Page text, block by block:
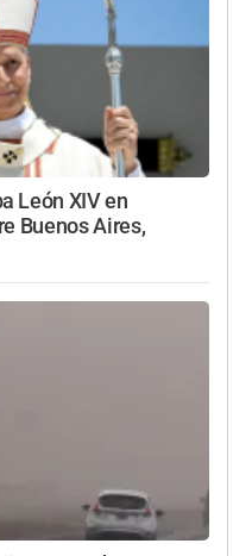
León XIV en
Buenos Aires,